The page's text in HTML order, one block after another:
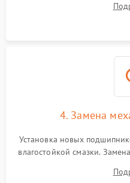
Восстановление
4. Замена
Установка новых
влагостойкой смазки.
или